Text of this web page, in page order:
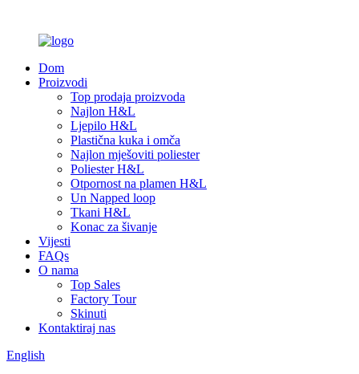
Dom
Proizvodi
Top prodaja proizvoda
Najlon H&L
Ljepilo H&L
Plastična kuka i omča
Najlon mješoviti poliester
Poliester H&L
Otpornost na plamen H&L
Un Napped loop
Tkani H&L
Konac za šivanje
Vijesti
FAQs
O nama
Top Sales
Factory Tour
Skinuti
Kontaktiraj nas
English